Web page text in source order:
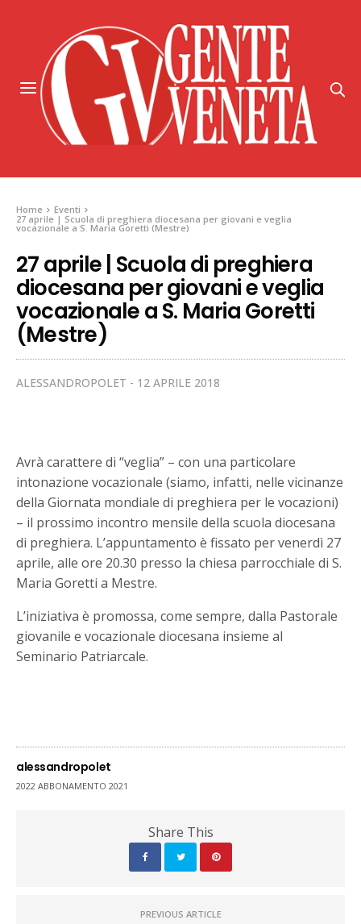
Home
Eventi
27 aprile | Scuola di preghiera diocesana per giovani e veglia
vocazionale a S. Maria Goretti (Mestre)
27 aprile | Scuola di preghiera
diocesana per giovani e veglia
vocazionale a S. Maria Goretti
(Mestre)
ALESSANDROPOLET 12 APRILE 2018
Avrà carattere di “veglia” – con una particolare
intonazione vocazionale (siamo, infatti, nelle vicinanze
della Giornata mondiale di preghiera per le vocazioni)
– il prossimo incontro mensile della scuola diocesana
di preghiera. L’appuntamento è fissato per venerdì 27
aprile, alle ore 20.30 presso la chiesa parrocchiale di S.
Maria Goretti a Mestre.
L’iniziativa è promossa, come sempre, dalla Pastorale
giovanile e vocazionale diocesana insieme al
Seminario Patriarcale.
alessandropolet
2022 ABBONAMENTO 2021
Share This
PREVIOUS ARTICLE